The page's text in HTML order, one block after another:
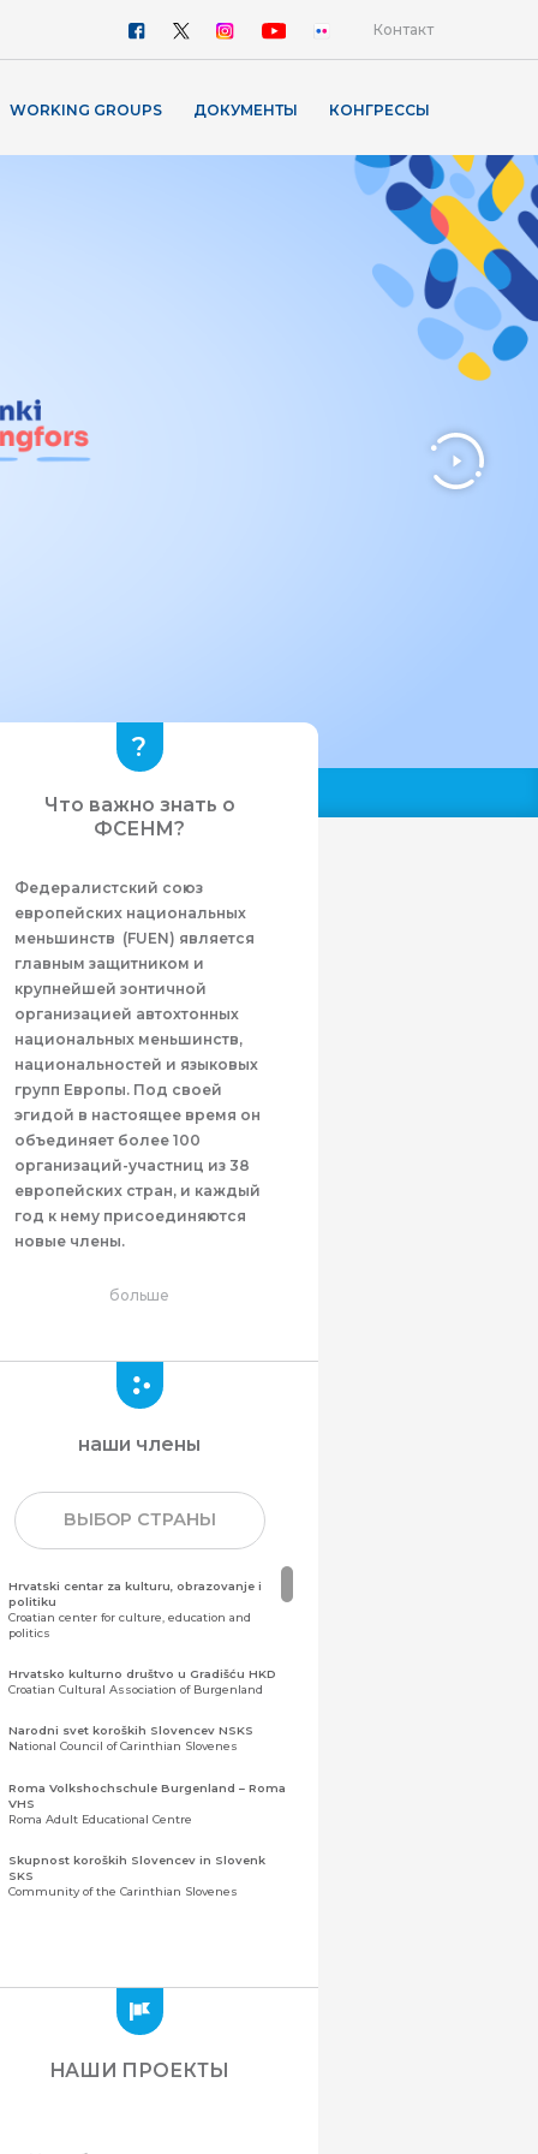
Контакт
WORKING GROUPS ДОКУМЕНТЫ КОНГРЕССЫ
Что важно знать о
ФСЕНМ?
Федералистcкий союз
европейских национальных
меньшинств (FUEN) является
главным защитником и
крупнейшей зонтичной
организацией автохтонных
национальных меньшинств,
национальностей и языковых
групп Европы. Под своей
эгидой в настоящее время он
объединяет более 100
организаций-участниц из 38
европейских стран, и каждый
год к нему присоединяются
новые члены.
больше
наши члены
ВЫБОР СТРАНЫ
Hrvatski centar za kulturu, obrazovanje i
politiku
Croatian center for culture, education and
politics
Hrvatsko kulturno društvo u Gradišću HKD
Croatian Cultural Association of Burgenland
Narodni svet koroških Slovencev NSKS
National Council of Carinthian Slovenes
Roma Volkshochschule Burgenland – Roma
VHS
Roma Adult Educational Centre
Skupnost koroških Slovencev in Slovenk
SKS
Community of the Carinthian Slovenes
Zajednica Crnogoraca u Albaniji “ZCGA” -
ElbasanНАШИ ПРОЕКТЫ